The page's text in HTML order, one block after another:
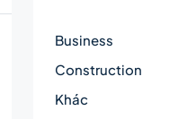
Business
Construction
Khác